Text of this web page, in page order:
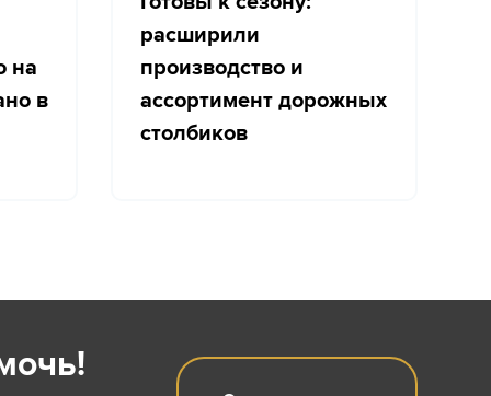
на
в
расширили
производство и
ассортимент дорожных
столбиков